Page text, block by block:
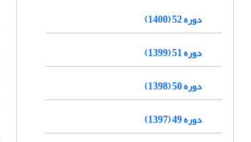
دوره 52 (1400)
دوره 51 (1399)
دوره 50 (1398)
دوره 49 (1397)